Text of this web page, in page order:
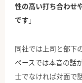
性の高い打ち合わせ
です 」
同社では上司と部下
ペースでは本音の話
士でなければ対面で